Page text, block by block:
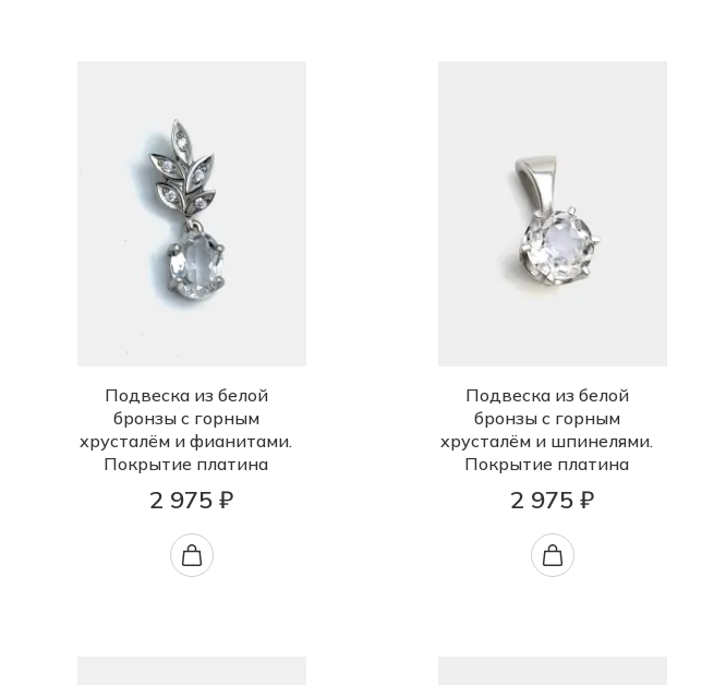
Подвеска из белой
бронзы с горным
хрусталём и фианитами.
Покрытие платина
2 975 ₽
Подвеска из белой
бронзы с горным
хрусталём и шпинелями.
Покрытие платина
2 975 ₽